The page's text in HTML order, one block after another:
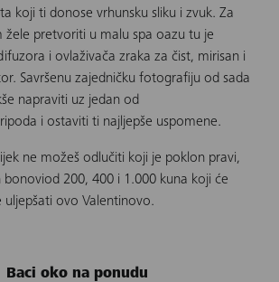
koji ti donose vrhunsku sliku i zvuk. Za
žele pretvoriti u malu spa oazu tu je
i ovlaživača zraka za čist, mirisan i
Savršenu zajedničku fotografiju od sada
napraviti uz jedan od
i ostaviti ti najljepše uspomene.
ne možeš odlučiti koji je poklon pravi,
bonoviod 200, 400 i 1.000 kuna koji će
uljepšati ovo Valentinovo.
Baci oko na ponudu